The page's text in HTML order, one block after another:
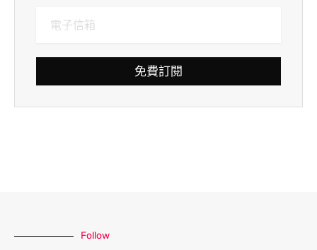
免費訂閱
Follow